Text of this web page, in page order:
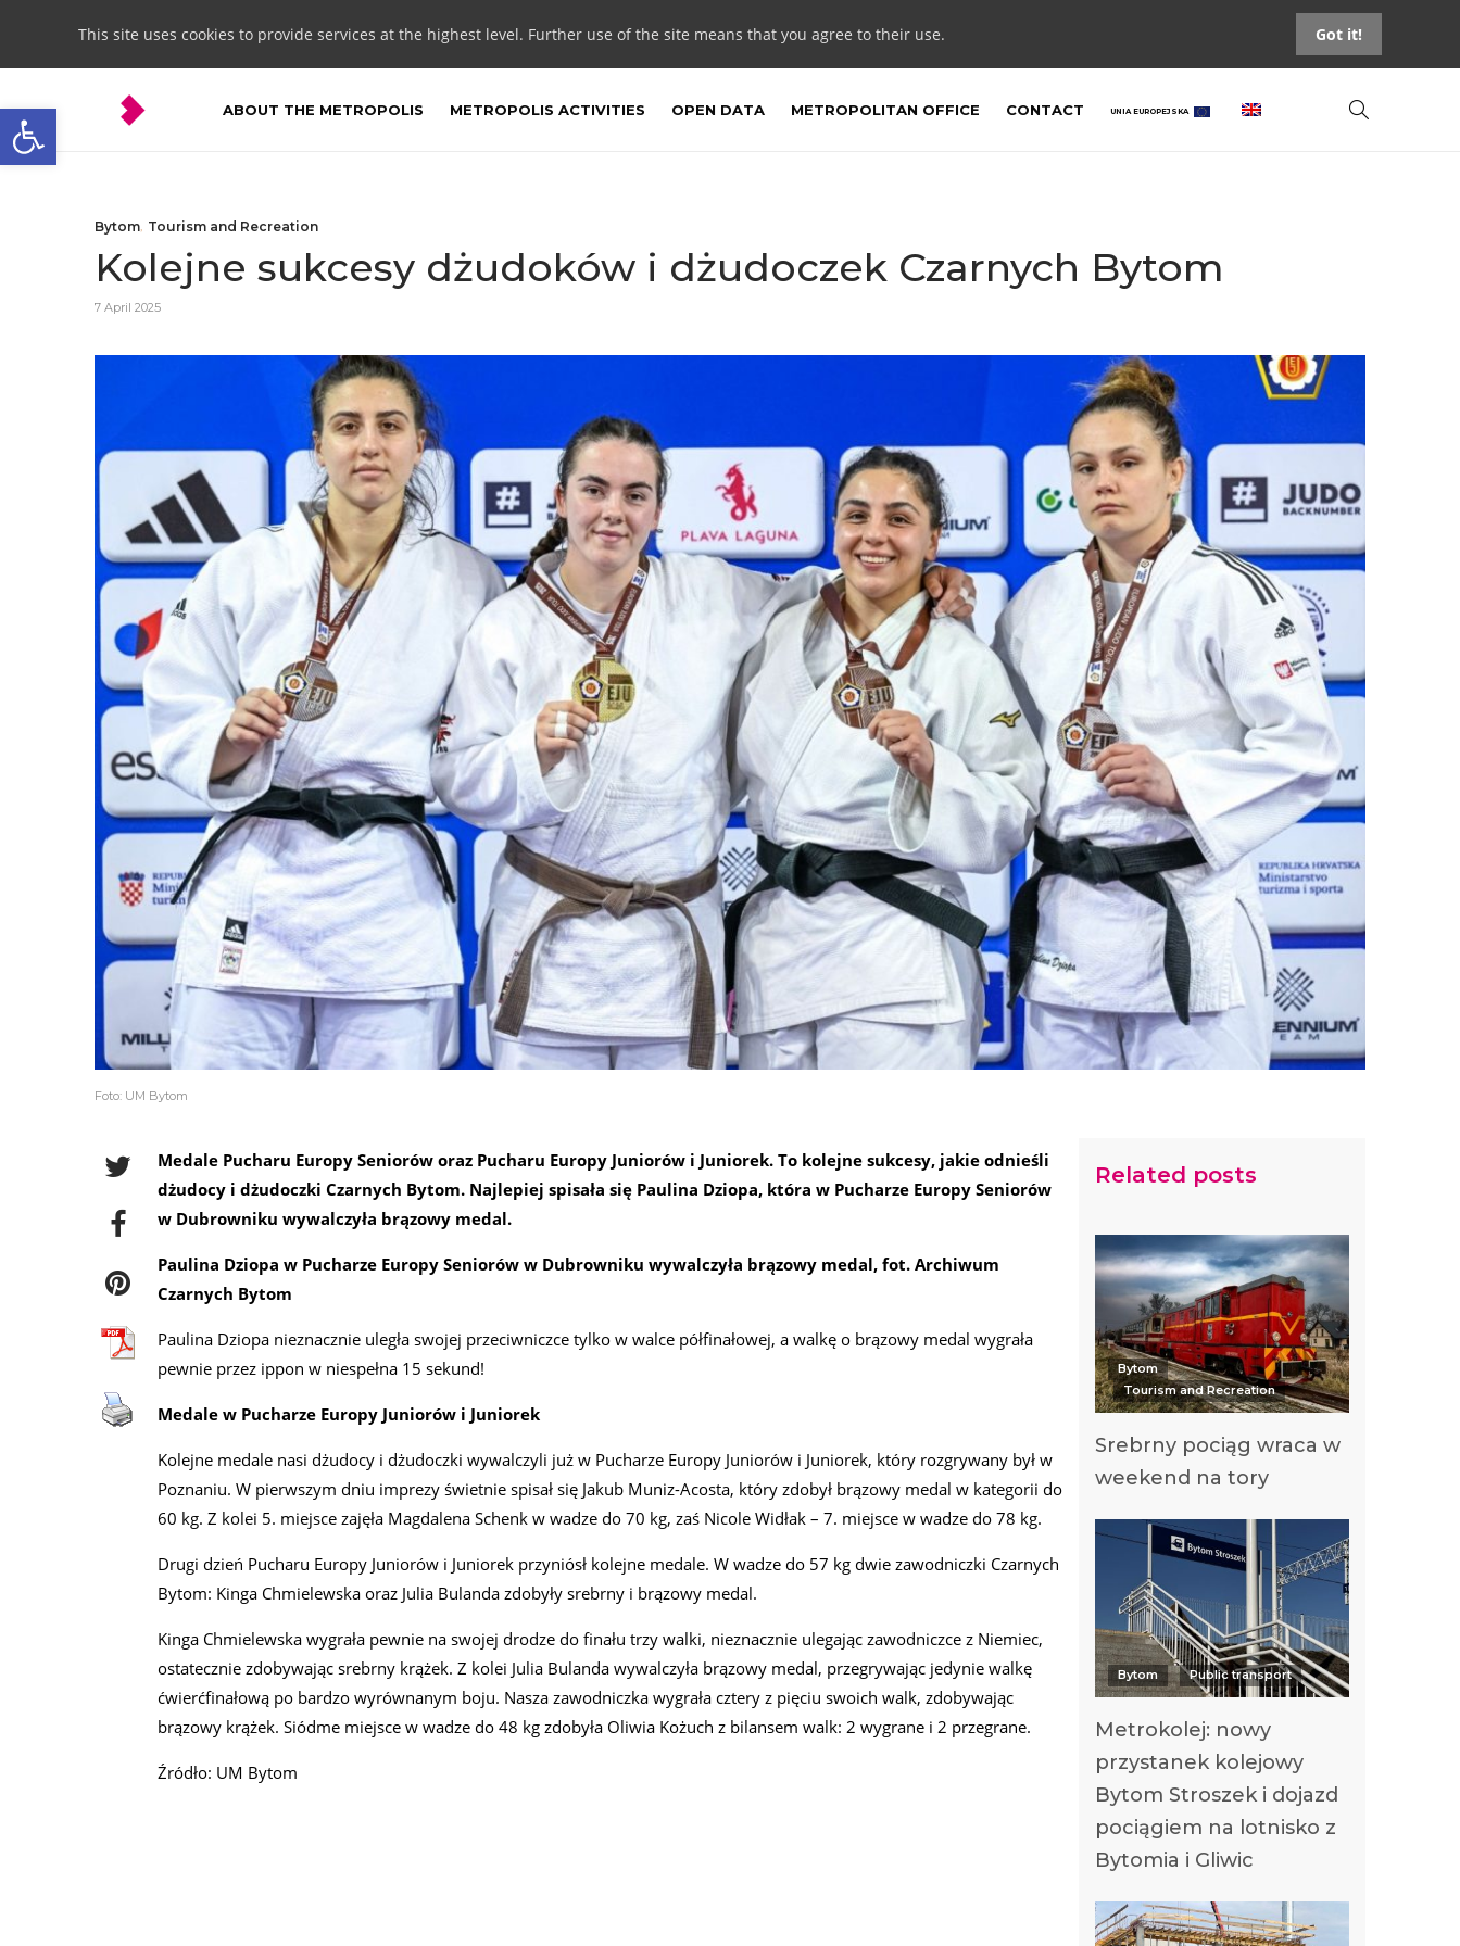
Open toolbar
This site uses cookies to provide services at the highest level. Further use of the site means that you agree to their use. Got it!
ABOUT THE METROPOLIS METROPOLIS ACTIVITIES OPEN DATA METROPOLITAN OFFICE CONTACT UNIA EUROPEJSKA
Bytom, Tourism and Recreation
Kolejne sukcesy dżudoków i dżudoczek Czarnych Bytom
7 April 2025
Foto: UM Bytom
Medale Pucharu Europy Seniorów oraz Pucharu Europy Juniorów i Juniorek. To kolejne sukcesy, jakie odnieśli
dżudocy i dżudoczki Czarnych Bytom. Najlepiej spisała się Paulina Dziopa, która w Pucharze Europy Seniorów
w Dubrowniku wywalczyła brązowy medal.
Paulina Dziopa w Pucharze Europy Seniorów w Dubrowniku wywalczyła brązowy medal, fot. Archiwum
Czarnych Bytom
Paulina Dziopa nieznacznie uległa swojej przeciwniczce tylko w walce półfinałowej, a walkę o brązowy medal wygrała
pewnie przez ippon w niespełna 15 sekund!
Medale w Pucharze Europy Juniorów i Juniorek
Kolejne medale nasi dżudocy i dżudoczki wywalczyli już w Pucharze Europy Juniorów i Juniorek, który rozgrywany był w
Poznaniu. W pierwszym dniu imprezy świetnie spisał się Jakub Muniz-Acosta, który zdobył brązowy medal w kategorii do
60 kg. Z kolei 5. miejsce zajęła Magdalena Schenk w wadze do 70 kg, zaś Nicole Widłak – 7. miejsce w wadze do 78 kg.
Drugi dzień Pucharu Europy Juniorów i Juniorek przyniósł kolejne medale. W wadze do 57 kg dwie zawodniczki Czarnych
Bytom: Kinga Chmielewska oraz Julia Bulanda zdobyły srebrny i brązowy medal.
Kinga Chmielewska wygrała pewnie na swojej drodze do finału trzy walki, nieznacznie ulegając zawodniczce z Niemiec,
ostatecznie zdobywając srebrny krążek. Z kolei Julia Bulanda wywalczyła brązowy medal, przegrywając jedynie walkę
ćwierćfinałową po bardzo wyrównanym boju. Nasza zawodniczka wygrała cztery z pięciu swoich walk, zdobywając
brązowy krążek. Siódme miejsce w wadze do 48 kg zdobyła Oliwia Kożuch z bilansem walk: 2 wygrane i 2 przegrane.
Źródło: UM Bytom
Related posts
Bytom
Tourism and Recreation
Srebrny pociąg wraca w
weekend na tory
Bytom Public transport
Metrokolej: nowy
przystanek kolejowy
Bytom Stroszek i dojazd
pociągiem na lotnisko z
Bytomia i Gliwic